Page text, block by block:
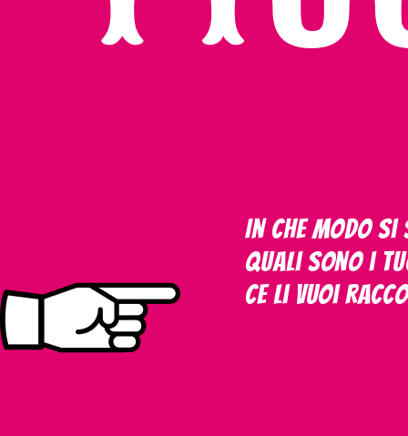
In che modo
Quali sono i
Ce li vuoi